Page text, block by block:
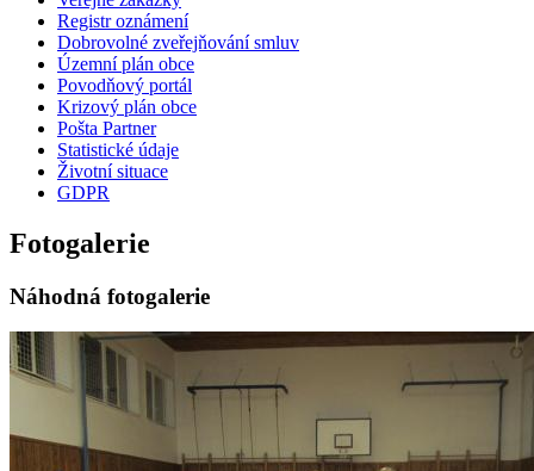
Registr oznámení
Dobrovolné zveřejňování smluv
Územní plán obce
Povodňový portál
Krizový plán obce
Pošta Partner
Statistické údaje
Životní situace
GDPR
Fotogalerie
Náhodná fotogalerie